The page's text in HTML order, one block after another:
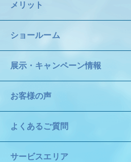
メリット
ショールーム
展示・キャンペーン情報
お客様の声
よくあるご質問
サービスエリア